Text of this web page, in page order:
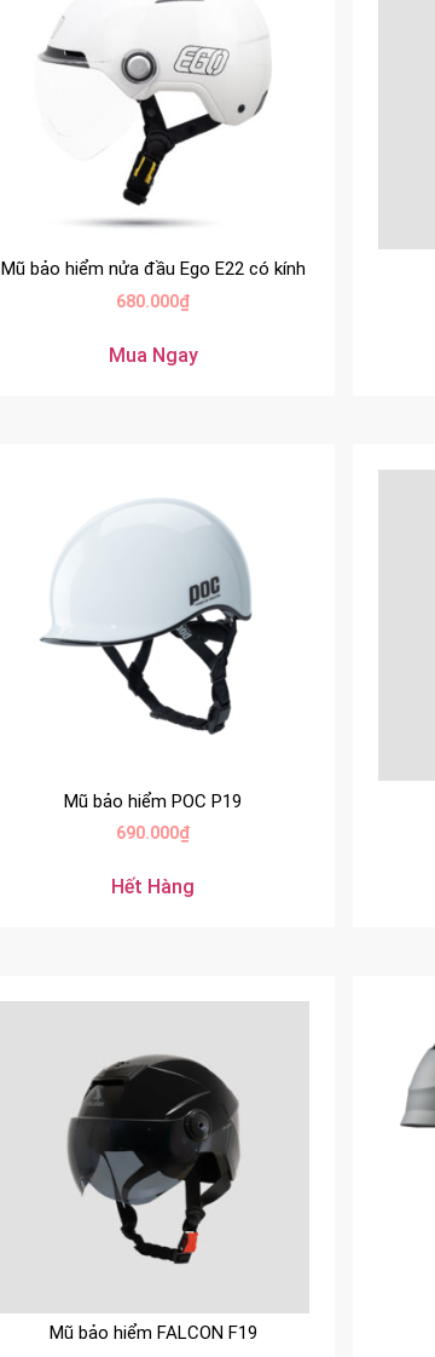
Mũ bảo hiểm nửa đầu Ego E22 có kính
680.000₫
Mua Ngay
Mũ bảo hiểm POC P19
690.000₫
Hết Hàng
Mũ bảo hiểm FALCON F19